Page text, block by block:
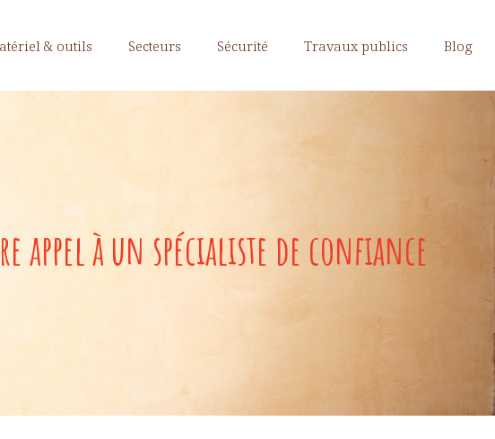
& outils Secteurs Sécurité Travaux publics Blog
à un spécialiste de confiance